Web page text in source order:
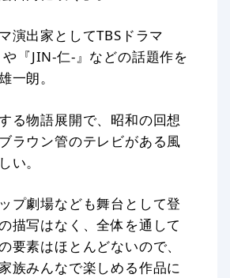
演出家としてTBSドラマ
や『JIN-仁-』などの話題作を
一朗。
る物語展開で、昭和の回想
ラウン管のテレビがある風
い。
プ劇場なども舞台として登
描写はなく、全体を通して
要素はほとんどないので、
族みんなで楽しめる作品に